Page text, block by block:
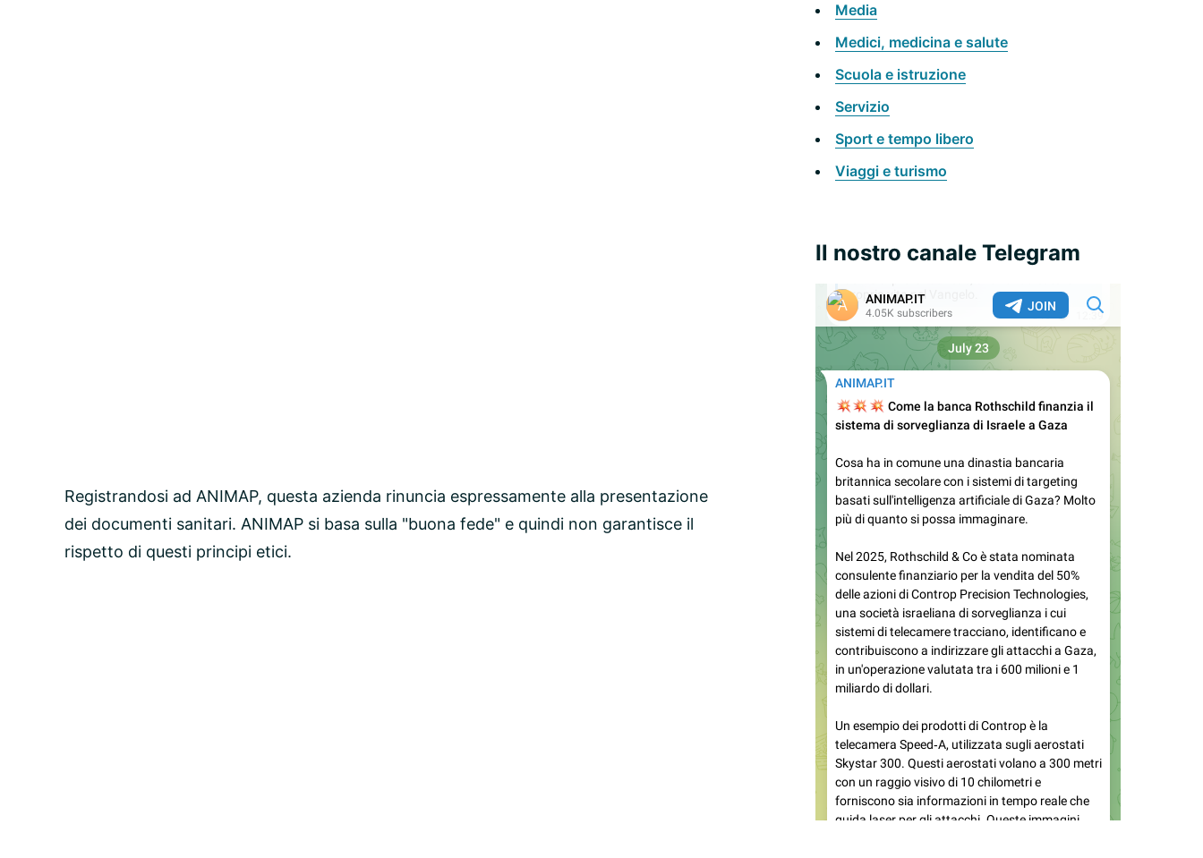
Registrandosi ad ANIMAP, questa azienda rinuncia espressamente alla presentazione
dei documenti sanitari. ANIMAP si basa sulla "buona fede" e quindi non garantisce il
rispetto di questi principi etici.
Media
Medici, medicina e salute
Scuola e istruzione
Servizio
Sport e tempo libero
Viaggi e turismo
Il nostro canale Telegram